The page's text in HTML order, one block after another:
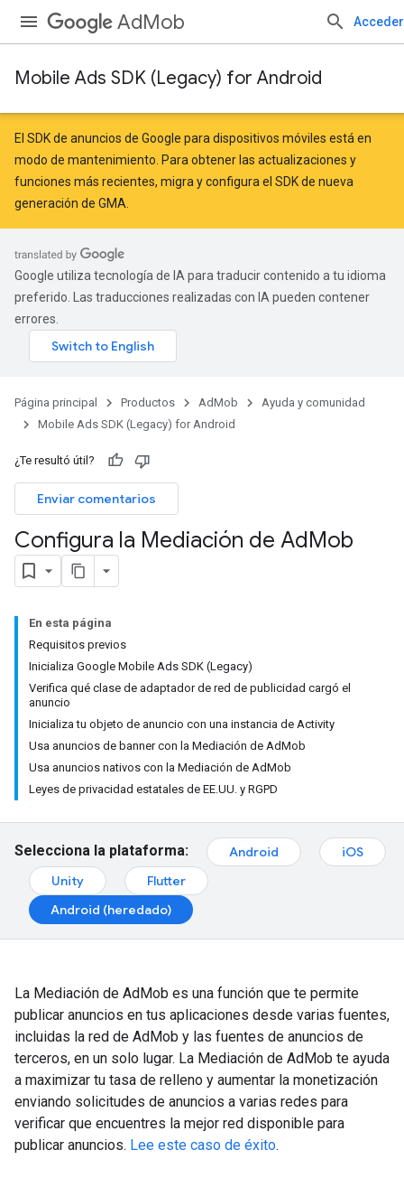
AdMob Acceder
Mobile Ads SDK (Legacy) for Android
El SDK de anuncios de Google para dispositivos móviles está en
modo de mantenimiento. Para obtener las actualizaciones y
funciones más recientes, migra yconfigura el SDK de nueva
generación de GMA
Google utiliza tecnología de IA para traducir contenido a tu idioma
preferido. Las traducciones realizadas con IA pueden contener
errores.
Página principal Productos AdMob
Ayuda y comunidad
Mobile Ads SDK (Legacy) for Android
¿Te resultó útil?
Enviar comentarios
Configura la Mediación de AdMob
En esta página
Requisitos previos
Inicializa Google Mobile Ads SDK (Legacy)
Verifica qué clase de adaptador de red de publicidad cargó el
anuncio
Inicializa tu objeto de anuncio con una instancia de Activity
Usa anuncios de banner con la Mediación de AdMob
Usa anuncios nativos con la Mediación de AdMob
Leyes de privacidad estatales de EE.UU. y RGPD
Selecciona la plataforma: Android
iOS
Unity
Flutter
Android (heredado)
La Mediación de AdMob es una función que te permite
publicar anuncios en tus aplicaciones desde varias fuentes,
incluidas la red de AdMob y las fuentes de anuncios de
terceros, en un solo lugar. La Mediación de AdMob te ayuda
a maximizar tu tasa de relleno y aumentar la monetización
enviando solicitudes de anuncios a varias redes para
verificar que encuentres la mejor red disponible para
publicar anuncios. Lee este caso de éxito.